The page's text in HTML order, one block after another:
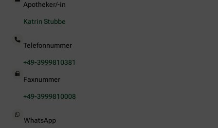
Apotheker/-in
Katrin Stubbe
Telefonnummer
+49-3999810381
Faxnummer
+49-3999810008
WhatsApp